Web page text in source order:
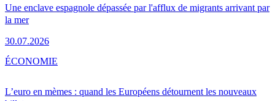
Une enclave espagnole dépassée par l'afflux de migrants arrivant par
la mer
30.07.2026
L’euro en mèmes : quand les Européens détournent les nouveaux
ÉCONOMIE